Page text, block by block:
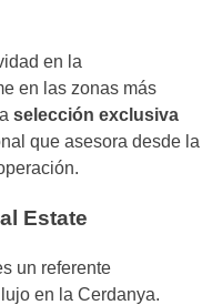
en la
en las zonas más
selección exclusiva
que asesora desde la
Estate
un referente
en la Cerdanya.